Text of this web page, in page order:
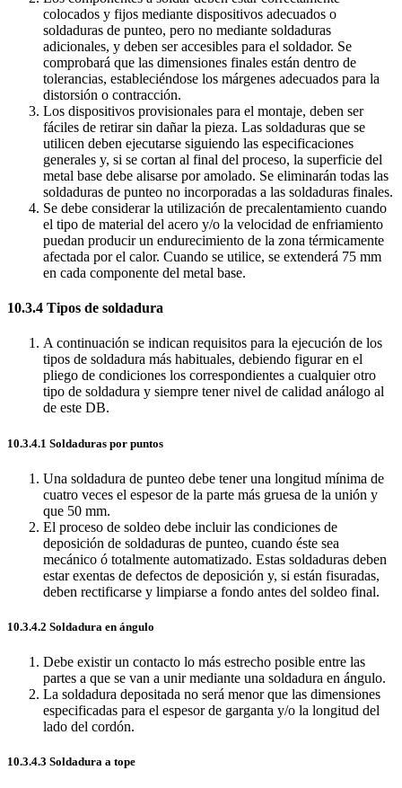
colocados y fijos mediante dispositivos adecuados o
soldaduras de punteo, pero no mediante soldaduras
adicionales, y deben ser accesibles para el soldador. Se
comprobará que las dimensiones finales están dentro de
tolerancias, estableciéndose los márgenes adecuados para la
distorsión o contracción.
Los dispositivos provisionales para el montaje, deben ser
fáciles de retirar sin dañar la pieza. Las soldaduras que se
utilicen deben ejecutarse siguiendo las especificaciones
generales y, si se cortan al final del proceso, la superficie del
metal base debe alisarse por amolado. Se eliminarán todas las
soldaduras de punteo no incorporadas a las soldaduras finales.
Se debe considerar la utilización de precalentamiento cuando
el tipo de material del acero y/o la velocidad de enfriamiento
puedan producir un endurecimiento de la zona térmicamente
afectada por el calor. Cuando se utilice, se extenderá 75 mm
en cada componente del metal base.
10.3.4 Tipos de soldadura
A continuación se indican requisitos para la ejecución de los
tipos de soldadura más habituales, debiendo figurar en el
pliego de condiciones los correspondientes a cualquier otro
tipo de soldadura y siempre tener nivel de calidad análogo al
de este DB.
10.3.4.1 Soldaduras por puntos
Una soldadura de punteo debe tener una longitud mínima de
cuatro veces el espesor de la parte más gruesa de la unión y
que 50 mm.
El proceso de soldeo debe incluir las condiciones de
deposición de soldaduras de punteo, cuando éste sea
mecánico ó totalmente automatizado. Estas soldaduras deben
estar exentas de defectos de deposición y, si están fisuradas,
deben rectificarse y limpiarse a fondo antes del soldeo final.
10.3.4.2 Soldadura en ángulo
Debe existir un contacto lo más estrecho posible entre las
partes a que se van a unir mediante una soldadura en ángulo.
La soldadura depositada no será menor que las dimensiones
especificadas para el espesor de garganta y/o la longitud del
lado del cordón.
10.3.4.3 Soldadura a tope